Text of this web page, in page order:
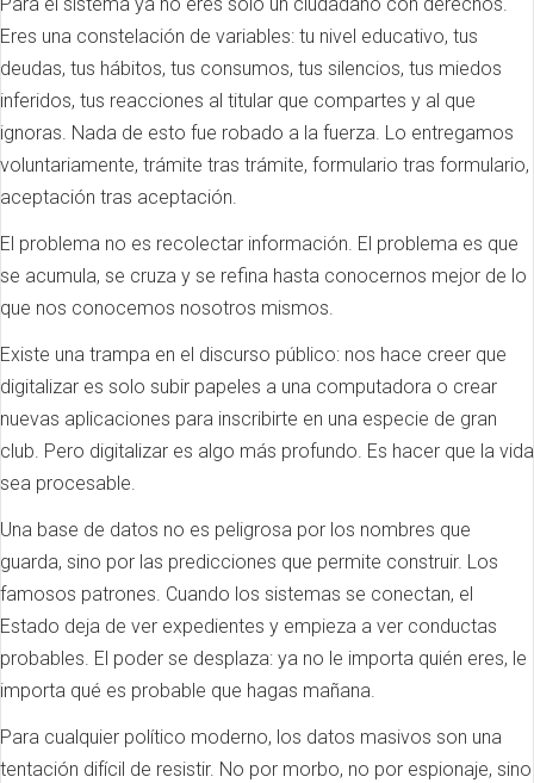
Eres una constelación de variables: tu nivel educativo, tus
deudas, tus hábitos, tus consumos, tus silencios, tus miedos
inferidos, tus reacciones al titular que compartes y al que
ignoras. Nada de esto fue robado a la fuerza. Lo entregamos
voluntariamente, trámite tras trámite, formulario tras formulario,
aceptación tras aceptación.
El problema no es recolectar información. El problema es que
se acumula, se cruza y se refina hasta conocernos mejor de lo
que nos conocemos nosotros mismos.
Existe una trampa en el discurso público: nos hace creer que
digitalizar es solo subir papeles a una computadora o crear
nuevas aplicaciones para inscribirte en una especie de gran
club. Pero digitalizar es algo más profundo. Es hacer que la vida
sea procesable.
Una base de datos no es peligrosa por los nombres que
guarda, sino por las predicciones que permite construir. Los
famosos patrones. Cuando los sistemas se conectan, el
Estado deja de ver expedientes y empieza a ver conductas
probables. El poder se desplaza: ya no le importa quién eres, le
importa qué es probable que hagas mañana.
Para cualquier político moderno, los datos masivos son una
tentación difícil de resistir. No por morbo, no por espionaje, sino